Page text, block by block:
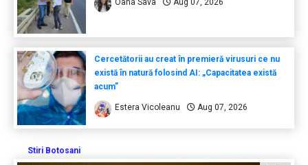
Oana Sava Aug 07, 2026
Cercetătorii au creat în premieră virusuri ce nu
există în natură folosind AI: „Capacitatea există
acum”
Estera Vicoleanu Aug 07, 2026
Stiri Botosani